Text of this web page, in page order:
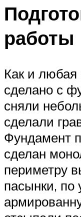
работы
Как и любая
сделано с
сняли
сделали
Фундамент
сделан
периметру
пасынки, по